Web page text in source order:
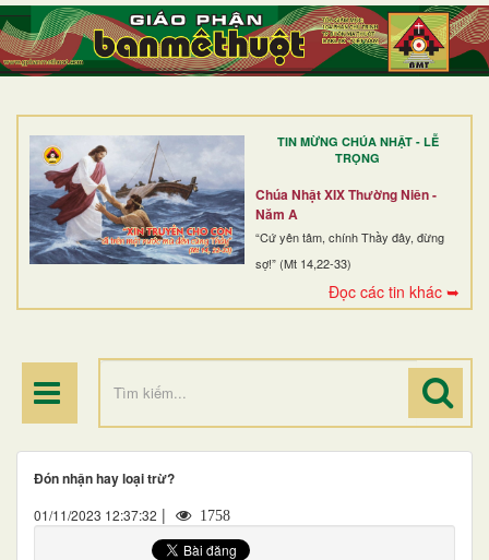
TIN MỪNG CHÚA NHẬT - LỄ
TRỌNG
Chúa Nhật XIX Thường Niên -
Năm A
“Cứ yên tâm, chính Thầy đây, đừng
sợ!” (Mt 14,22-33)
Đọc các tin khác ➥
TRANG NHẤT
GIỚI THIỆU
DÒNG TU
BAN MỤC VỤ
ĐOÀN THỂ CG
Đón nhận hay loại trừ?
01/11/2023 12:37:32 | 1758